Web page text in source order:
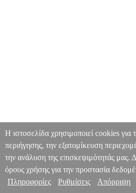
Η ιστοσελίδα χρησιμοποιεί cookies για
περιήγησης, την εξατομίκευση
την ανάλυση της επισκεψιμότητάς μας.
όρους χρήσης για την προστασία
Πληροφορίες
Ρυθμίσεις Απόρριψη